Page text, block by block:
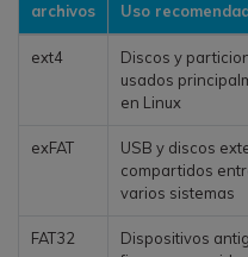
archivos
Uso
ext4
Discos y
usados
en Linux
exFAT
USB y discos
compartidos
varios sistemas
FAT32
Dispositivos